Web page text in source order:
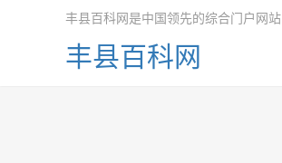
丰县百科网是中国领先的综合门户网站
丰县百科网